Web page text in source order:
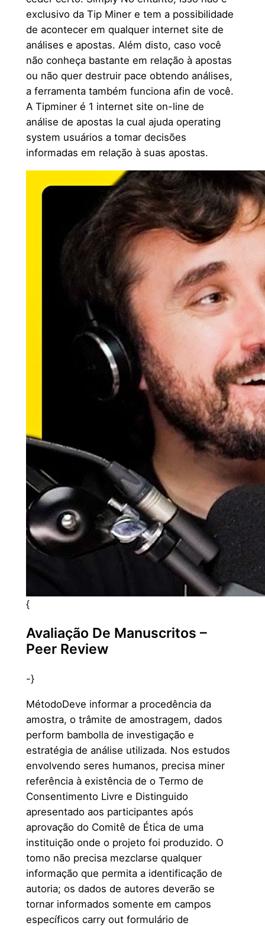
exclusivo da Tip Miner e tem a possibilidade
de acontecer em qualquer internet site de
análises e apostas. Além disto, caso você
não conheça bastante em relação à apostas
ou não quer destruir pace obtendo análises,
a ferramenta também funciona afin de você.
A Tipminer é 1 internet site on-line de
análise de apostas la cual ajuda operating
system usuários a tomar decisões
informadas em relação à suas apostas.
{
Avaliação De Manuscritos –
Peer Review
-}
MétodoDeve informar a procedência da
amostra, o trâmite de amostragem, dados
perform bambolla de investigação e
estratégia de análise utilizada. Nos estudos
envolvendo seres humanos, precisa miner
referência à existência de o Termo de
Consentimento Livre e Distinguido
apresentado aos participantes após
aprovação do Comitê de Ética de uma
instituição onde o projeto foi produzido. O
tomo não precisa mezclarse qualquer
informação que permita a identificação de
autoria; os dados de autores deverão se
tornar informados somente em campos
específicos carry out formulário de